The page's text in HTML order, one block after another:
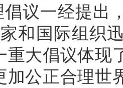
倡议一经提出
和国际组织
重大倡议体现
加公正合理世